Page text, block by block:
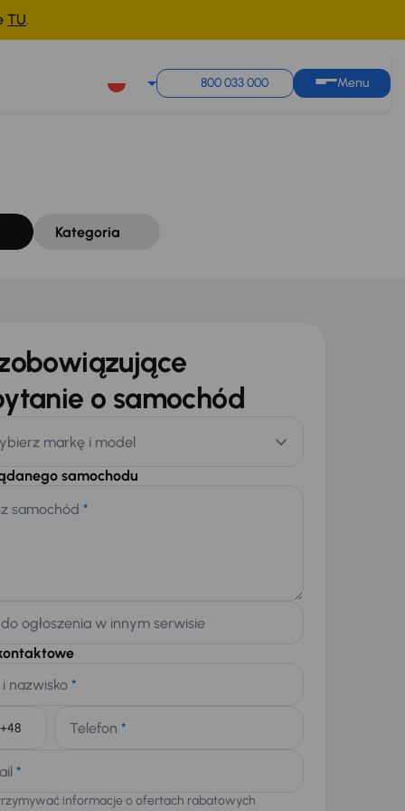
TU.
800 033 000 Menu
Kategoria
o samochód
markę i model
samochodu
samochód *
ogłoszenia w innym serwisie
nazwisko *
Telefon *
*
informacje o ofertach rabatowych